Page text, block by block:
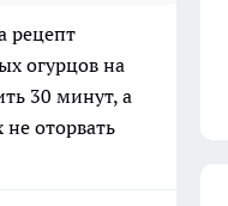
рецепт
огурцов на
30 минут, а
не оторвать